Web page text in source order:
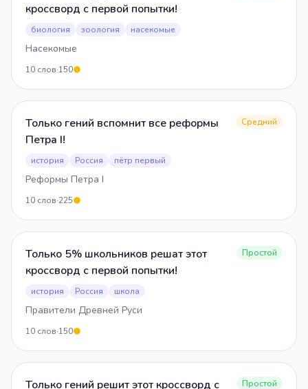
кроссворд с первой попытки!
биология зоология насекомые
Насекомые
10 слов·150
Только гений вспомнит все реформы
Петра I!
Средний
история Россия пётр первый
Реформы Петра I
10 слов·225
Только 5% школьников решат этот
кроссворд с первой попытки!
Простой
история Россия школа
Правители Древней Руси
10 слов·150
Только гений решит этот кроссворд с
Простой